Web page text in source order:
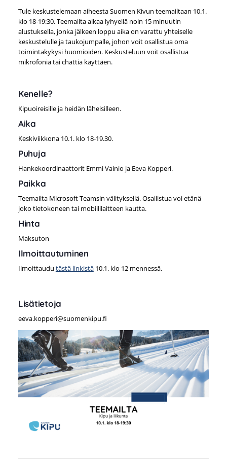
Tule keskustelemaan aiheesta Suomen Kivun teemailtaan 10.1.
klo 18-19:30. Teemailta alkaa lyhyellä noin 15 minuutin
alustuksella, jonka jälkeen loppu aika on varattu yhteiselle
keskustelulle ja taukojumpalle, johon voit osallistua oma
toimintakykysi huomioiden. Keskusteluun voit osallistua
mikrofonia tai chattia käyttäen.
Kenelle?
Kipuoireisille ja heidän läheisilleen.
Aika
Keskiviikkona 10.1. klo 18-19.30.
Puhuja
Hankekoordinaattorit Emmi Vainio ja Eeva Kopperi.
Paikka
Teemailta Microsoft Teamsin välityksellä. Osallistua voi etänä
joko tietokoneen tai mobiililaitteen kautta.
Hinta
Maksuton
Ilmoittautuminen
Ilmoittaudu tästä linkistä10.1. klo 12 mennessä.
Lisätietoja
eeva.kopperi@suomenkipu.fi